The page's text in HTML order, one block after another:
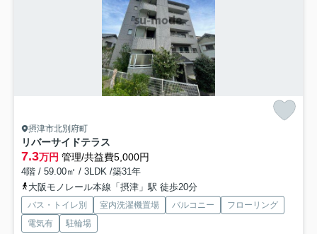
摂津市北別府町
リバーサイドテラス
7.3万円 管理/共益費5,000円
4階 / 59.00㎡ / 3LDK /築31年
大阪モノレール本線「摂津」駅 徒歩20分
バス・トイレ別 室内洗濯機置場 バルコニー
フローリング
電気有
駐輪場